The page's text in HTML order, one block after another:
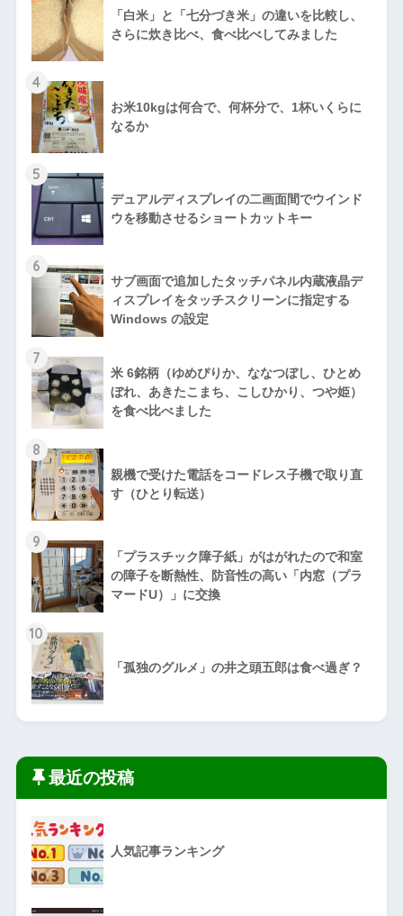
「白米」と「七分づき米」の違いを比較し、
さらに炊き比べ、食べ比べしてみました
4
お米10kgは何合で、何杯分で、1杯いくらに
なるか
5
デュアルディスプレイの二画面間でウインド
ウを移動させるショートカットキー
6
サブ画面で追加したタッチパネル内蔵液晶デ
ィスプレイをタッチスクリーンに指定する
Windows の設定
7
米 6銘柄（ゆめぴりか、ななつぼし、ひとめ
ぼれ、あきたこまち、こしひかり、つや姫）
を食べ比べました
8
親機で受けた電話をコードレス子機で取り直
す（ひとり転送）
9
「プラスチック障子紙」がはがれたので和室
の障子を断熱性、防音性の高い「内窓（プラ
マードU）」に交換
10
「孤独のグルメ」の井之頭五郎は食べ過ぎ？
最近の投稿
人気記事ランキング